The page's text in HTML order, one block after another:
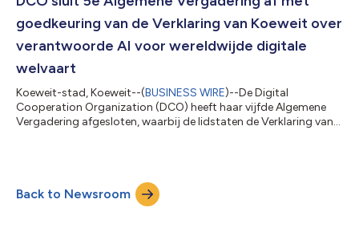
aanhoudende multilaterale en multistakeholder-b...
goedkeuring van de Verklaring van Koeweit over
verantwoorde AI voor wereldwijde digitale
welvaart
Koeweit-stad, Koeweit--(BUSINESS WIRE)--De Digital
Cooperation Organization (DCO) heeft haar vijfde Algemene
Vergadering afgesloten, waarbij de lidstaten de Verklaring van
digitale transformatie in het AI-tijdperk te bevorderen. De
Algemene Vergadering, die op 4 en 5 februari 2026 werd
bijeengeroepen onder het voorzitterschap van...
Back to Newsroom